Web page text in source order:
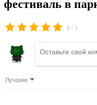
фестиваль в
5 / 1
Лучшие